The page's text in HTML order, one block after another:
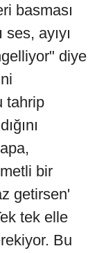
basması
ayıyı
diye
tahrip
bir
getirsen'
tek elle
Bu